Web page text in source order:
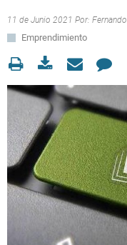
11 de Junio 2021 Por:
Emprendimiento